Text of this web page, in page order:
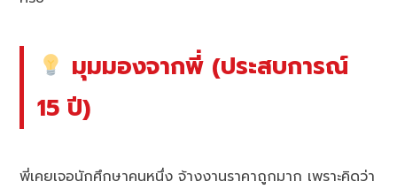
มุมมองจากพี่ (ประสบการณ์
15 ปี)
พี่เคยเจอนักศึกษาคนหนึ่ง จ้างงานราคาถูกมาก เพราะคิดว่า